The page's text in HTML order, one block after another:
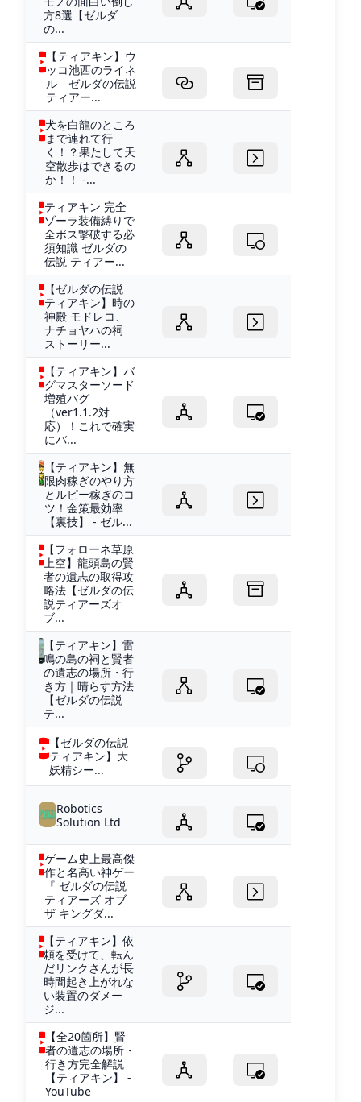
方8選【ゼルダ
の...
【ティアキン】ウ
ッコ池西のライネ
ル ゼルダの伝説
ティアー...
犬を白龍のところ
まで連れて行
く！？果たして天
空散歩はできるの
か！！ -...
ティアキン 完全
ゾーラ装備縛りで
全ボス撃破する必
須知識 ゼルダの
伝説 ティアー...
【ゼルダの伝説
ティアキン】時の
神殿 モドレコ、
ナチョヤハの祠
ストーリー...
【ティアキン】バ
グマスターソード
増殖バグ
（ver1.1.2対
応）！これで確実
にバ...
【ティアキン】無
限肉稼ぎのやり方
とルピー稼ぎのコ
ツ！金策最効率
【裏技】 - ゼル...
【フォローネ草原
上空】龍頭島の賢
者の遺志の取得攻
略法【ゼルダの伝
説ティアーズオ
ブ...
【ティアキン】雷
鳴の島の祠と賢者
の遺志の場所・行
き方｜晴らす方法
【ゼルダの伝説
テ...
【ゼルダの伝説
ティアキン】大
妖精シー...
Robotics
Solution Ltd
ゲーム史上最高傑
作と名高い神ゲー
『 ゼルダの伝説
ティアーズ オブ
ザ キングダ...
【ティアキン】依
頼を受けて、転ん
だリンクさんが長
時間起き上がれな
い装置のダメー
ジ...
【全20箇所】賢
者の遺志の場所・
行き方完全解説
【ティアキン】 -
YouTube